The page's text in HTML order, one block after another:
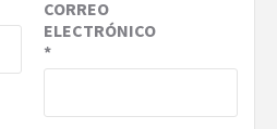
CORREO
ELECTRÓNICO
*